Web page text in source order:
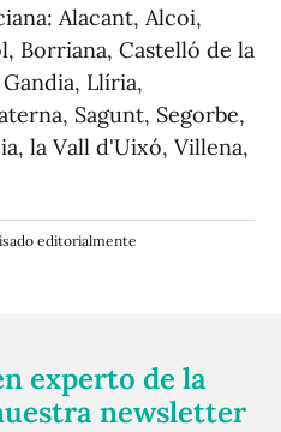
Alacant, Alcoi,
Borriana, Castelló de la
Llíria,
Sagunt, Segorbe,
la Vall d'Uixó, Villena,
editorialmente
experto de la
newsletter